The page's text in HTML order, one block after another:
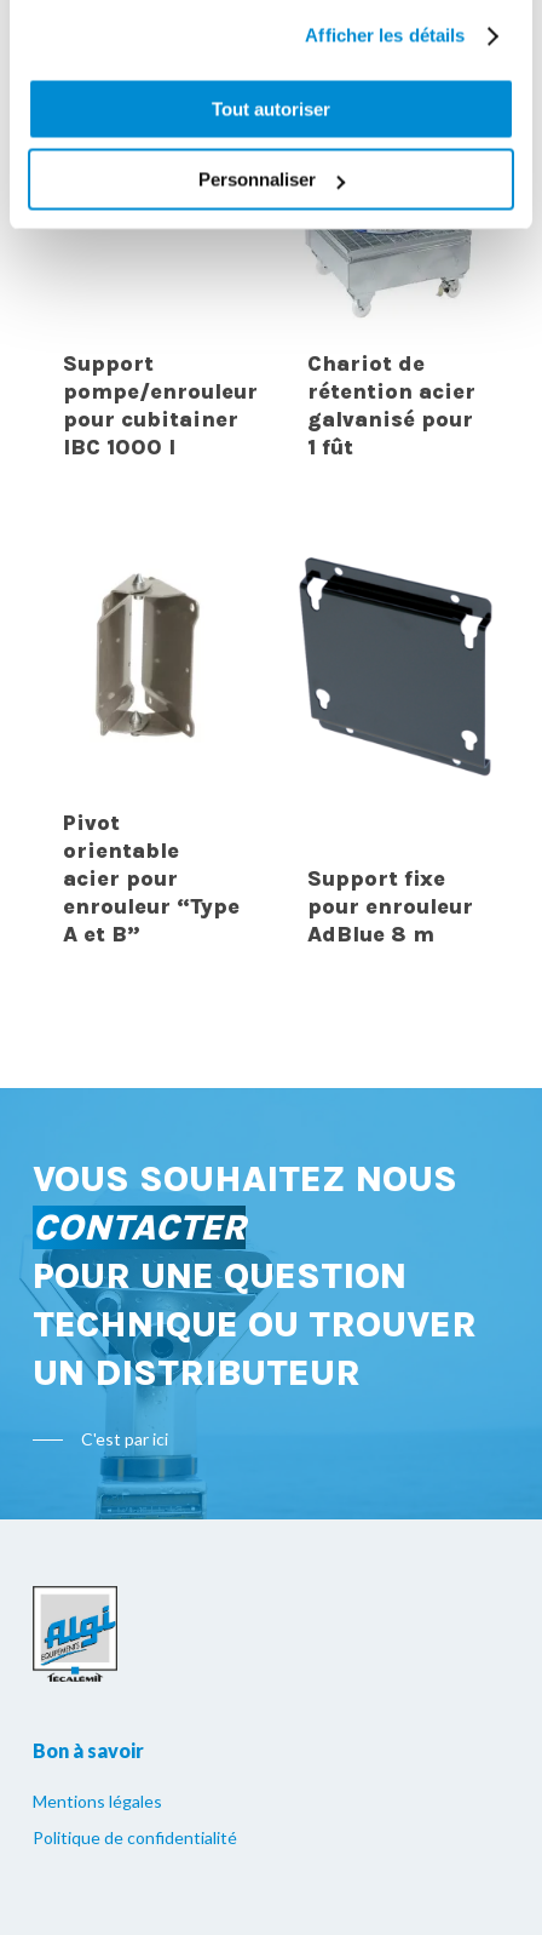
Afficher les détails
Tout autoriser
Personnaliser
Support
pompe/enrouleur
pour cubitainer
IBC 1000 l
Chariot de
rétention acier
galvanisé pour
1 fût
Pivot
orientable
acier pour
enrouleur “Type
A et B”
Support fixe
pour enrouleur
AdBlue 8 m
VOUS SOUHAITEZ NOUS
CONTACTER
POUR UNE QUESTION
TECHNIQUE OU TROUVER
UN DISTRIBUTEUR
C'est par ici
Bon à savoir
Mentions légales
Politique de confidentialité